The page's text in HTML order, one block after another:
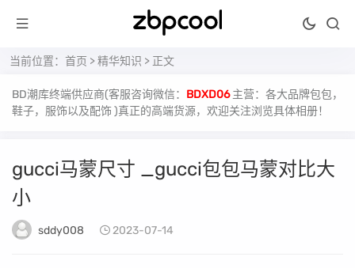
当前位置： 首页 >精华知识 > 正文
BD潮库终端供应商(客服咨询微信： BDXD06 主营：各大品牌包包，
鞋子，服饰以及配饰 )真正的高端货源，欢迎关注浏览具体相册！
gucci马蒙尺寸 _gucci包包马蒙对比大
小
sddy008 2023-07-14